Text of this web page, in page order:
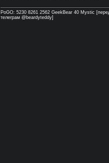
PoGO: 5230 8261 2562 GeekBear 40 Mystic
телеграм @beardyteddy]